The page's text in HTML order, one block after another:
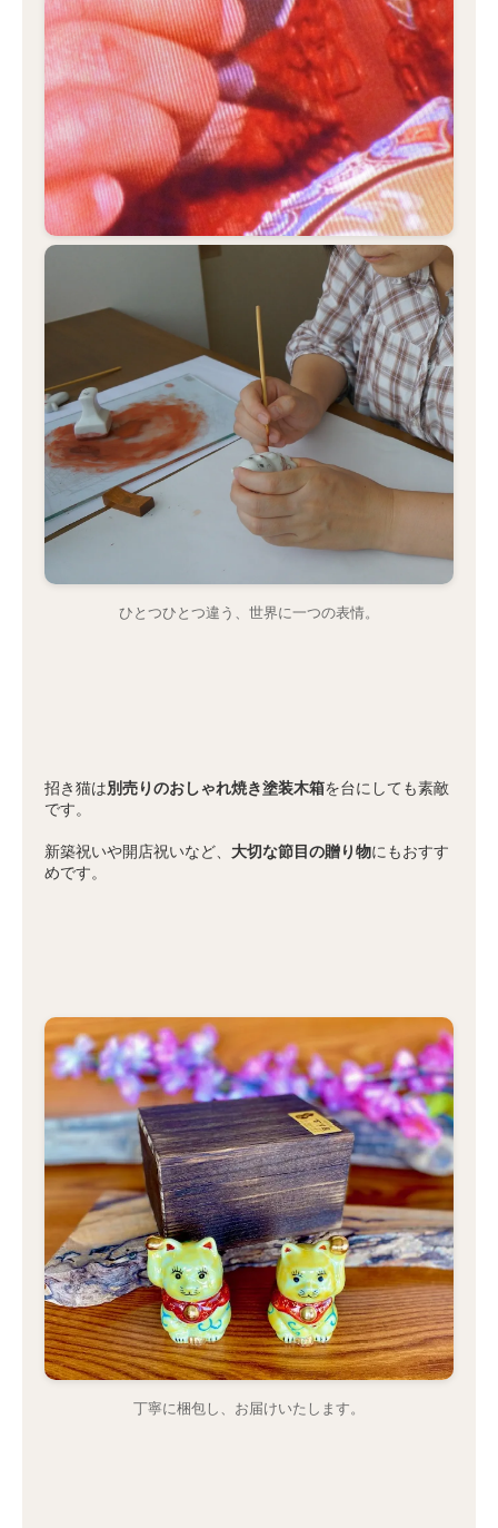
ひとつひとつ違う、世界に一つの表情。
招き猫は別売りのおしゃれ焼き塗装木箱を台にしても素敵
です。
新築祝いや開店祝いなど、 大切な節目の贈り物にもおすす
めです。
丁寧に梱包し、お届けいたします。